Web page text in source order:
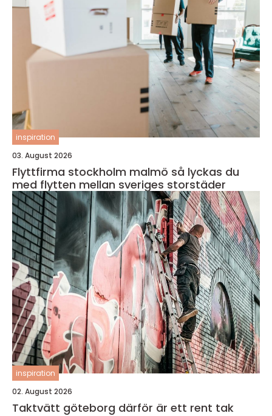
inspiration
03. August 2026
Flyttfirma stockholm malmö så lyckas du
med flytten mellan sveriges storstäder
inspiration
02. August 2026
Taktvätt göteborg därför är ett rent tak